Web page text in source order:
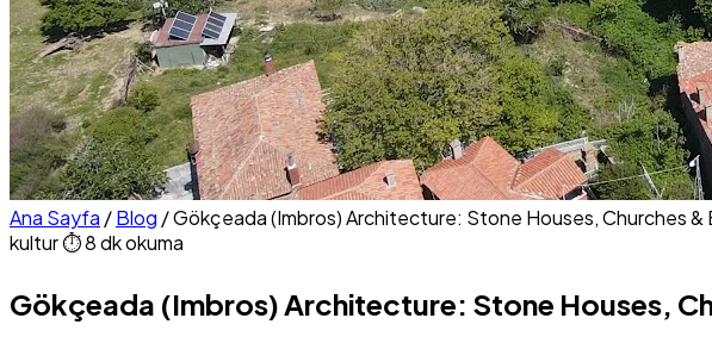
Ana Sayfa /Blog /Gökçeada (Imbros) Architecture: Stone Houses, Churches &
kultur⏱ 8 dk okuma
Gökçeada (Imbros) Architecture: Stone Houses,